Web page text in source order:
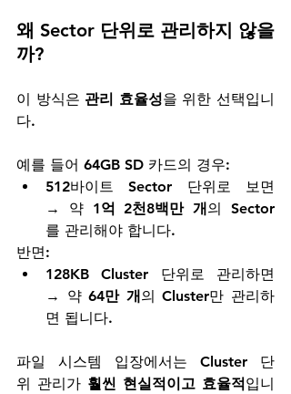
왜 Sector 단위로 관리하지 않을
까?
이 방식은 관리 효율성을 위한 선택입니
다.
예를 들어 64GB SD 카드의 경우:
512바이트 Sector 단위로 보면
→ 약 1억 2천8백만 개 의 Sector
를 관리해야 합니다.
반면:
128KB Cluster 단위로 관리하면
→ 약 64만 개 의 Cluster만 관리하
면 됩니다.
파일 시스템 입장에서는 Cluster 단
위 관리가 훨씬 현실적이고 효율적 입니